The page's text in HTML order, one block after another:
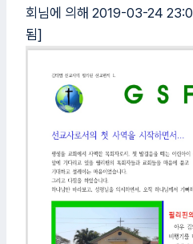
회님에 의해 2019-03-24
됨]